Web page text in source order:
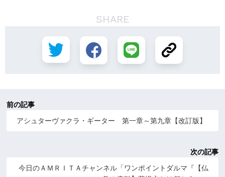
SHARE
前の記事
アシュターヴァクラ・ギーター 第一章～第九章【改訂版】
次の記事
今日のＡＭＲＩＴＡチャンネル「ワンポイントダルマ『【仏